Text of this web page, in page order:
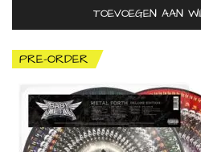
TOEVOEGEN AAN
PRE-ORDER